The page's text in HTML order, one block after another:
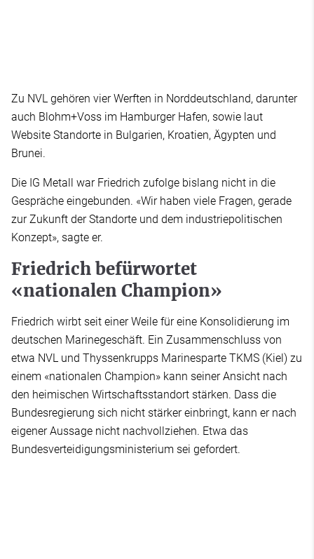
Zu NVL gehören vier Werften in Norddeutschland, darunter
auch Blohm+Voss im Hamburger Hafen, sowie laut
Website Standorte in Bulgarien, Kroatien, Ägypten und
Brunei.
Die IG Metall war Friedrich zufolge bislang nicht in die
Gespräche eingebunden. «Wir haben viele Fragen, gerade
zur Zukunft der Standorte und dem industriepolitischen
Konzept», sagte er.
Friedrich befürwortet
«nationalen Champion»
Friedrich wirbt seit einer Weile für eine Konsolidierung im
deutschen Marinegeschäft. Ein Zusammenschluss von
etwa NVL und Thyssenkrupps Marinesparte TKMS (Kiel) zu
einem «nationalen Champion» kann seiner Ansicht nach
den heimischen Wirtschaftsstandort stärken. Dass die
Bundesregierung sich nicht stärker einbringt, kann er nach
eigener Aussage nicht nachvollziehen. Etwa das
Bundesverteidigungsministerium sei gefordert.